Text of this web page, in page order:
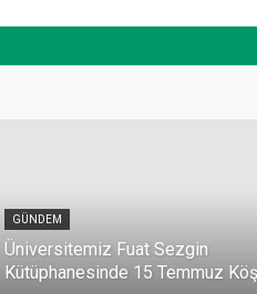
GÜNDEM
Üniversitemiz Fuat Sezgin
Kütüphanesinde 15 Temmuz